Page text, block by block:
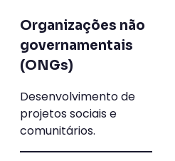
Organizações não
governamentais
(ONGs)
Desenvolvimento de
projetos sociais e
comunitários.